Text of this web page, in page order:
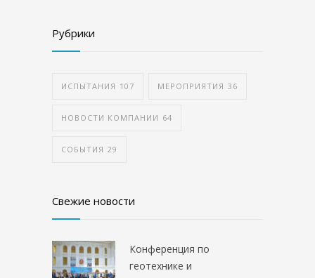
Рубрики
ИСПЫТАНИЯ 107 МЕРОПРИЯТИЯ 36
НОВОСТИ КОМПАНИИ 64
СОБЫТИЯ 29
Свежие новости
Конференция по
геотехнике и